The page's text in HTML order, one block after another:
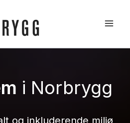
i Norbrygg
og inkluderende miljø